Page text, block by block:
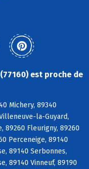
est proche de
Michery, 89340
la-Guyard,
89260 Fleurigny, 89260
Perceneige, 89140
89140 Serbonnes,
89140 Vinneuf, 89190